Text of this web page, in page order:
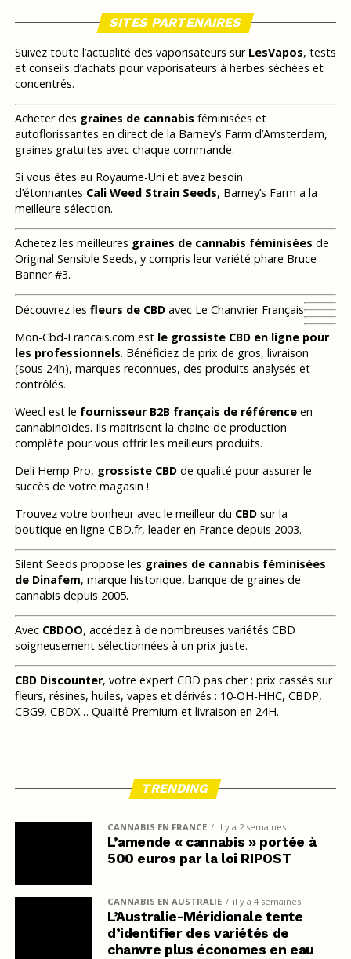
SITES PARTENAIRES
Suivez toute l’actualité des vaporisateurs sur LesVapos, tests
et conseils d’achats pour vaporisateurs à herbes séchées et
concentrés.
Acheter des graines de cannabis féminisées et
autoflorissantes en direct de la Barney’s Farm d’Amsterdam,
graines gratuites avec chaque commande.
Si vous êtes au Royaume-Uni et avez besoin
d’étonnantes Cali Weed Strain Seeds, Barney’s Farm a la
meilleure sélection.
Achetez les meilleures graines de cannabis féminisées de
Original Sensible Seeds, y compris leur variété phare Bruce
Banner #3.
Découvrez les fleurs de CBDavec Le Chanvrier Français
Mon-Cbd-Francais.com est le grossiste CBD en ligne pour
les professionnels. Bénéficiez de prix de gros, livraison
(sous 24h), marques reconnues, des produits analysés et
contrôlés.
Weecl est le fournisseur B2B français de référenceen
cannabinoïdes. Ils maitrisent la chaine de production
complète pour vous offrir les meilleurs produits.
Deli Hemp Pro, grossiste CBDde qualité pour assurer le
succès de votre magasin !
Trouvez votre bonheur avec le meilleur du CBDsur la
boutique en ligne CBD.fr, leader en France depuis 2003.
Silent Seeds propose les graines de cannabis féminisées
de Dinafem, marque historique, banque de graines de
cannabis depuis 2005.
Avec CBDOO, accédez à de nombreuses variétés CBD
soigneusement sélectionnées à un prix juste.
CBD Discounter, votre expert CBD pas cher : prix cassés sur
fleurs, résines, huiles, vapes et dérivés : 10-OH-HHC, CBDP,
CBG9, CBDX… Qualité Premium et livraison en 24H.
TRENDING
CANNABIS EN FRANCE il y a 2 semaines
L’amende « cannabis » portée à
500 euros par la loi RIPOST
CANNABIS EN AUSTRALIE il y a 4 semaines
L’Australie-Méridionale tente
d’identifier des variétés de
chanvre plus économes en eau